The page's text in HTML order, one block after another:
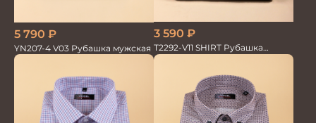
5 790 ₽
YN207-4 V03 Рубашка мужская
3 590 ₽
T2292-V11 SHIRT Рубашка
мужская